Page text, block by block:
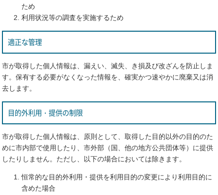
ため
利用状況等の調査を実施するため
適正な管理
市が取得した個人情報は、漏えい、滅失、き損及び改ざんを防止しま
す。保有する必要がなくなった情報を、確実かつ速やかに廃棄又は消
去します。
目的外利用・提供の制限
市が取得した個人情報は、原則として、取得した目的以外の目的のた
めに市内部で使用したり、市外部（国、他の地方公共団体等）に提供
したりしません。ただし、以下の場合においては除きます。
恒常的な目的外利用・提供を利用目的の変更により利用目的に
含めた場合